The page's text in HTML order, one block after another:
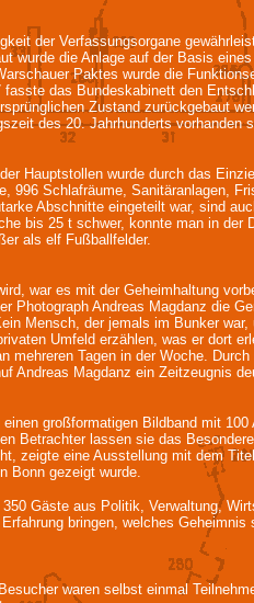
der Verfassungsorgane
wurde die Anlage auf der Basis
Paktes wurde die
das Bundeskabinett den
Zustand zurückgebaut
des 20. Jahrhunderts vorhanden
Hauptstollen wurde durch das
996 Schlafräume, Sanitäranlagen,
Abschnitte eingeteilt war, sind
bis 25 t schwer, konnte man in der
als elf Fußballfelder.
war es mit der Geheimhaltung
Photograph Andreas Magdanz die
Mensch, der jemals im Bunker
Umfeld erzählen, was er dort
Tagen in der Woche.
Andreas Magdanz ein Zeitzeugnis
großformatigen Bildband mit
Betrachter lassen sie das
zeigte eine Ausstellung mit dem
Bonn gezeigt wurde.
Gäste aus Politik, Verwaltung,
bringen, welches
waren selbst einmal